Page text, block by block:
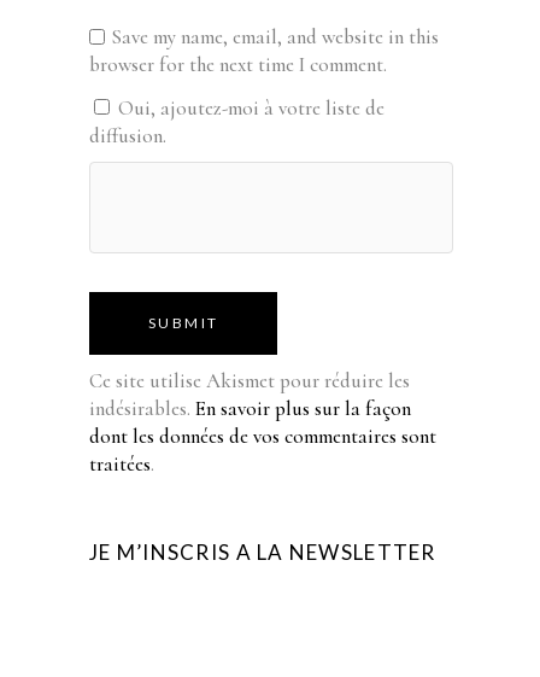
Save my name, email, and website in this
browser for the next time I comment.
Oui, ajoutez-moi à votre liste de
diffusion.
SUBMIT
Ce site utilise Akismet pour réduire les
indésirables. En savoir plus sur la façon
dont les données de vos commentaires sont
traitées.
JE M’INSCRIS A LA NEWSLETTER